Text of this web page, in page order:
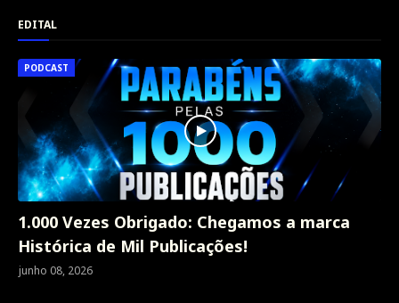
EDITAL
PODCAST
1.000 Vezes Obrigado: Chegamos a marca
Histórica de Mil Publicações!
junho 08, 2026